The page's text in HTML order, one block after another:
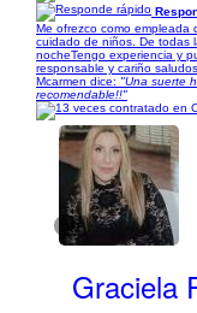
Me ofrezco como empleada
cuidado de niños. De todas
nocheTengo experiencia y
responsable y cariño
Mcarmen dice: "Una suerte
recomendable!!"
1/1
Graciela